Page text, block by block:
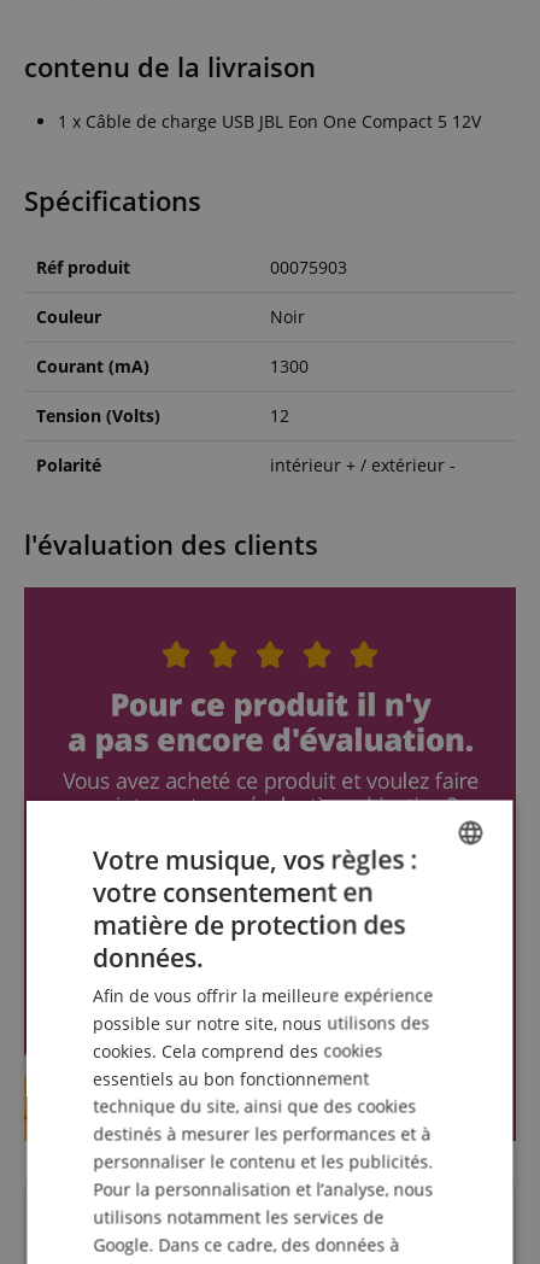
contenu de la livraison
1 x Câble de charge USB JBL Eon One Compact 5 12V
Spécifications
Réf produit 00075903
Couleur Noir
Courant (mA) 1300
Tension (Volts) 12
Polarité intérieur + / extérieur -
l'évaluation des clients
Des questions concernant ce
FRENCH
SPANISH
Votre musique, vos règles :
votre consentement en
matière de protection des
données.
Afin de vous offrir la meilleure expérience
possible sur notre site, nous utilisons des
cookies. Cela comprend des cookies
essentiels au bon fonctionnement
technique du site, ainsi que des cookies
destinés à mesurer les performances et à
personnaliser le contenu et les publicités.
Pour la personnalisation et l’analyse, nous
utilisons notamment les services de
Google. Dans ce cadre, des données à